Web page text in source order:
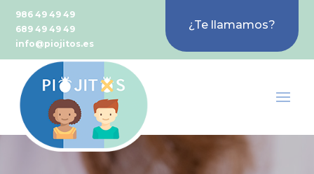
986 49 49 49
689 49 49 49
info@piojitos.es
¿Te llamamos?